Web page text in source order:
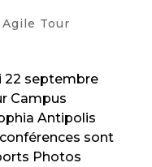
Agile Tour
22 septembre
Campus
Antipolis
sont
Photos